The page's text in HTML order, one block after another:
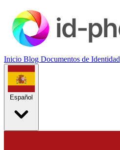
Inicio Blog Documentos de Identidad
Español